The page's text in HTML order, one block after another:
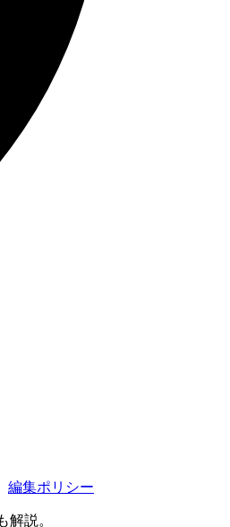
編集ポリシー
説。